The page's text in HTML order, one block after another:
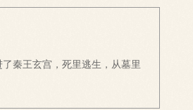
秦王玄宫，死里逃生，从墓里